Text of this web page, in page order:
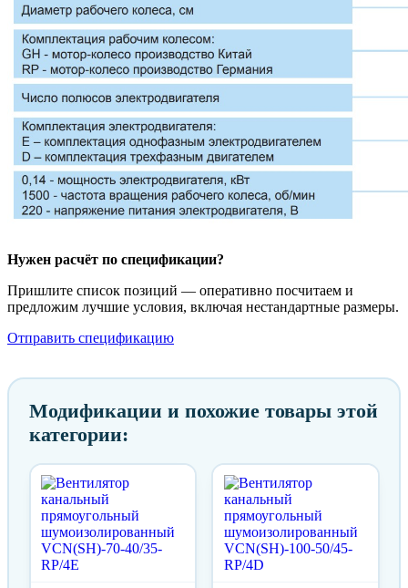
Нужен расчёт по спецификации?
Пришлите список позиций — оперативно посчитаем и
предложим лучшие условия, включая нестандартные размеры.
Отправить спецификацию
Модификации и похожие товары этой
категории: